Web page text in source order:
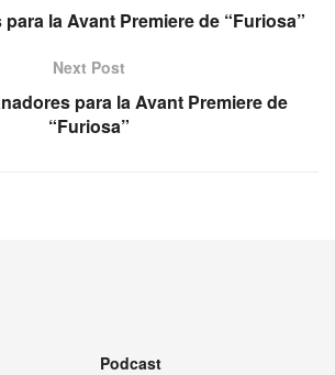
la Avant Premiere de “Furiosa”
Next Post
para la Avant Premiere de
“Furiosa”
Podcast